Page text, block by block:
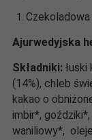
Ajurwedyjska
Składniki:
(14%), chleb
kakao o
imbir*,
waniliowy*,